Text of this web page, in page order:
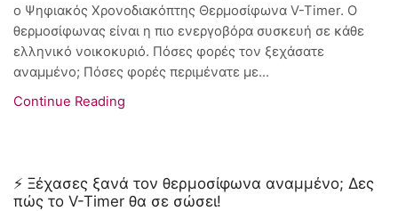
ο Ψηφιακός Χρονοδιακόπτης Θερμοσίφωνα V-Timer. Ο
θερμοσίφωνας είναι η πιο ενεργοβόρα συσκευή σε κάθε
ελληνικό νοικοκυριό. Πόσες φορές τον ξεχάσατε
αναμμένο; Πόσες φορές περιμένατε με...
Continue Reading
Smart Home
⚡ Ξέχασες ξανά τον θερμοσίφωνα αναμμένο; Δες
πώς το V-Timer θα σε σώσει!